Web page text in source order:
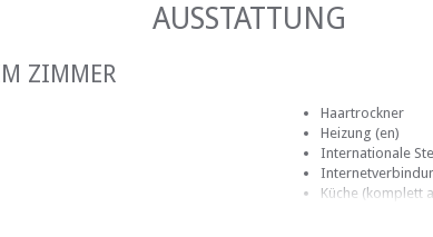
AUSSTATTUNG
ZIMMER
Haartrockner
Heizung (en)
Internationale
Küche (komplett